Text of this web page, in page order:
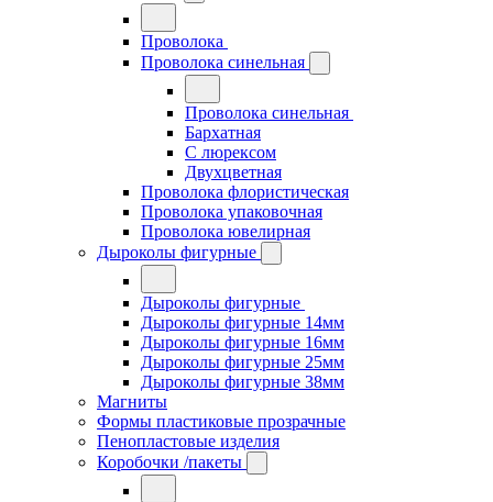
Проволока
Проволока синельная
Проволока синельная
Бархатная
С люрексом
Двухцветная
Проволока флористическая
Проволока упаковочная
Проволока ювелирная
Дыроколы фигурные
Дыроколы фигурные
Дыроколы фигурные 14мм
Дыроколы фигурные 16мм
Дыроколы фигурные 25мм
Дыроколы фигурные 38мм
Магниты
Формы пластиковые прозрачные
Пенопластовые изделия
Коробочки /пакеты